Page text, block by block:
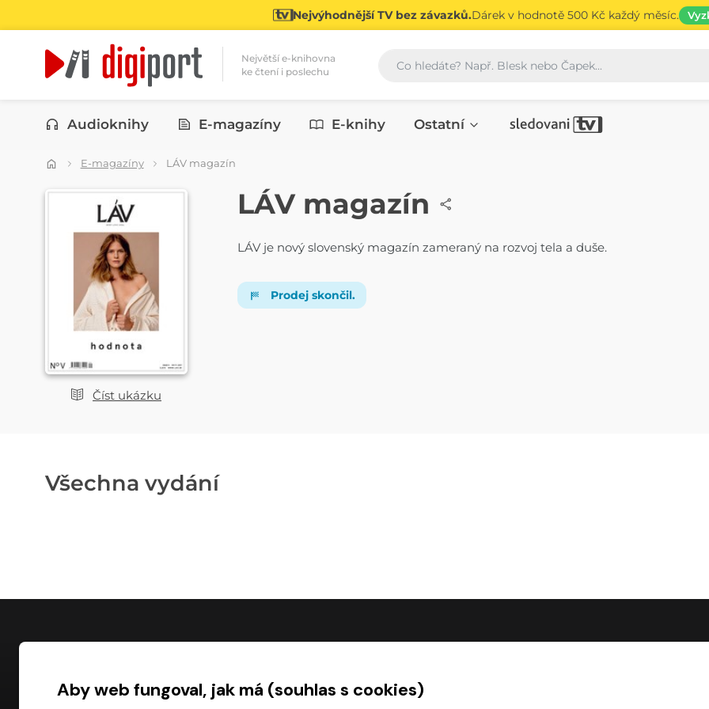
Nejvýhodnější TV bez závazků.Dárek v hodnotě 500 Kč každý měsíc.
Největší e-knihovna
ke čtení i poslechu
Vyhledávání
Kategorie
Audioknihy E-magazíny E-knihy Ostatní
E-magazíny LÁV magazín
Číst ukázku
ČASOPIS
LÁV magazín
LÁV je nový slovenský magazín zameraný na rozvoj tela a duše.
Prodej skončil.
Všechna vydání
Časté dotazy
Aby web fungoval, jak má (souhlas s cookies)